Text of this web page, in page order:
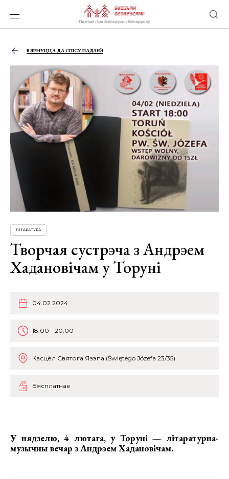
ВЯРНУЦЦА ДА СПІСУ ПАДЗЕЙ
ЛІТАРАТУРА
Творчая сустрэча з Андрэем
Хадановічам у Торуні
04.02.2024
18:00 - 20:00
Касцёл Святога Язэпа (Świętego Józefa 23/35)
Бясплатнае
У нядзелю, 4 лютага, у Торуні — літаратурна-
музычны вечар з Андрэем Хадановічам.